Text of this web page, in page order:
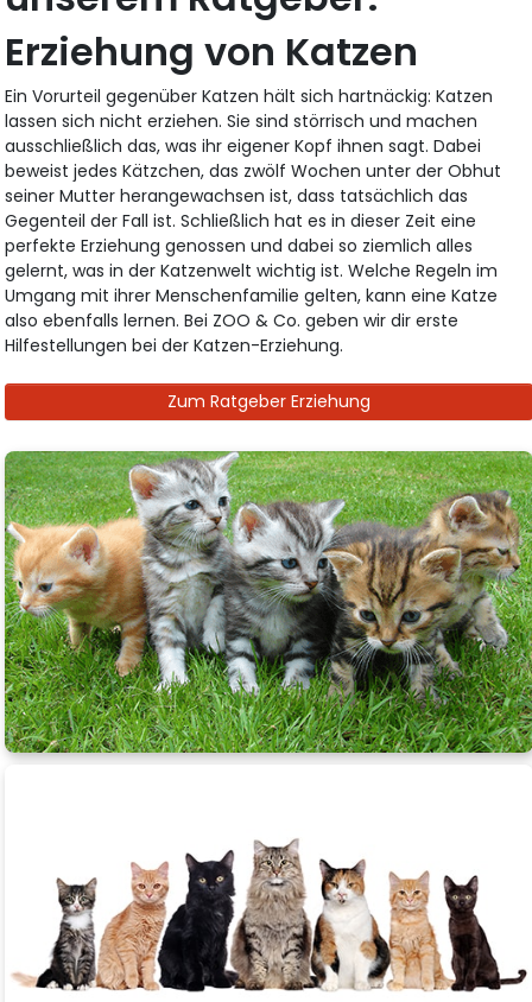
Erziehung von Katzen
Ein Vorurteil gegenüber Katzen hält sich hartnäckig: Katzen
lassen sich nicht erziehen. Sie sind störrisch und machen
ausschließlich das, was ihr eigener Kopf ihnen sagt. Dabei
beweist jedes Kätzchen, das zwölf Wochen unter der Obhut
seiner Mutter herangewachsen ist, dass tatsächlich das
Gegenteil der Fall ist. Schließlich hat es in dieser Zeit eine
perfekte Erziehung genossen und dabei so ziemlich alles
gelernt, was in der Katzenwelt wichtig ist. Welche Regeln im
Umgang mit ihrer Menschenfamilie gelten, kann eine Katze
also ebenfalls lernen. Bei ZOO & Co. geben wir dir erste
Hilfestellungen bei der Katzen-Erziehung.
Zum Ratgeber Erziehung